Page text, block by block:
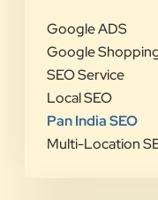
Google ADS
Google
SEO Service
Local SEO
Pan India SEO
Multi-Location